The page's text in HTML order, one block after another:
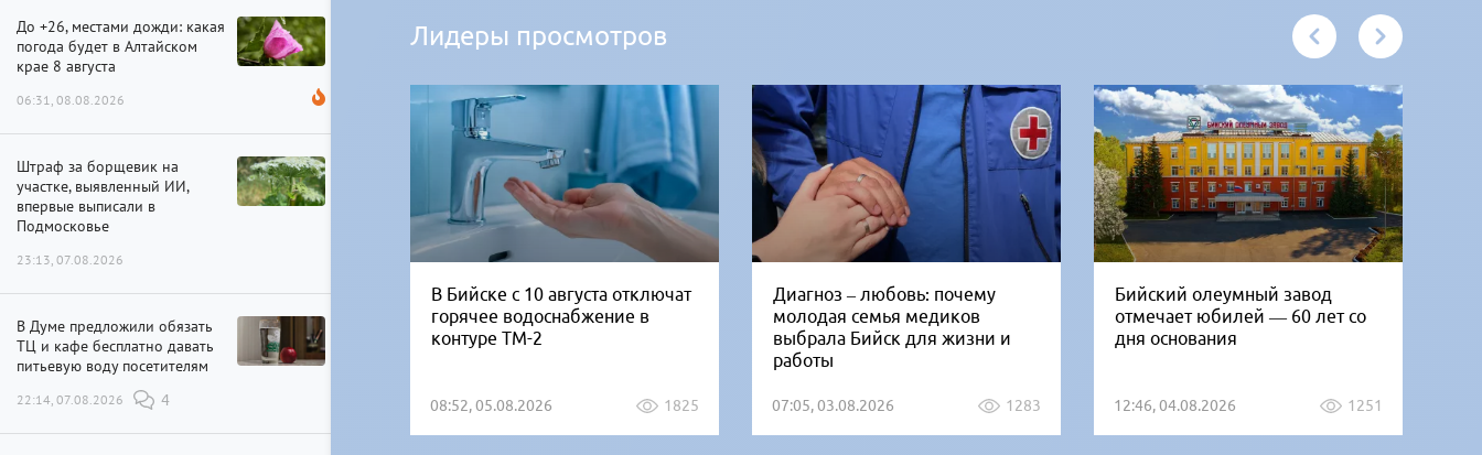
До +26, местами дожди: какая
погода будет в Алтайском
крае 8 августа
06:31, 08.08.2026
Штраф за борщевик на
участке, выявленный ИИ,
впервые выписали в
Подмосковье
23:13, 07.08.2026
В Думе предложили обязать
ТЦ и кафе бесплатно давать
питьевую воду посетителям
22:14, 07.08.2026 4
Лидеры просмотров
В Бийске с 10 августа отключат
горячее водоснабжение в
контуре ТМ-2
08:52, 05.08.2026 1825
Диагноз – любовь: почему
молодая семья медиков
выбрала Бийск для жизни и
работы
07:05, 03.08.2026 1283
Бийский олеумный завод
отмечает юбилей — 60 лет со
дня основания
12:46, 04.08.2026 1251